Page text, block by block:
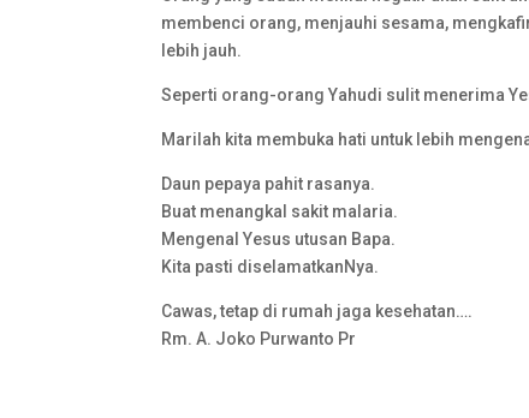
membenci orang, menjauhi sesama,
lebih jauh.
Seperti orang-orang Yahudi sulit menerima
Marilah kita membuka hati untuk lebih
Daun pepaya pahit rasanya.
Buat menangkal sakit malaria.
Mengenal Yesus utusan Bapa.
Kita pasti diselamatkanNya.
Cawas, tetap di rumah jaga kesehatan….
Rm. A. Joko Purwanto Pr